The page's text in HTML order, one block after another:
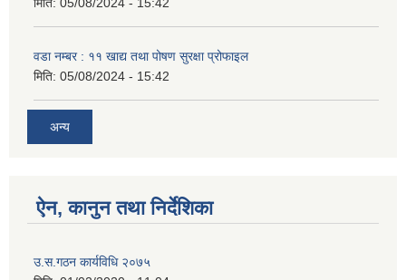
वडा नम्बर : ११ खाद्य तथा पोषण सुरक्षा प्रोफाइल
मिति: 05/08/2024 - 15:42
अन्य
ऐन, कानुन तथा निर्देशिका
उ.स.गठन कार्यविधि २०७५